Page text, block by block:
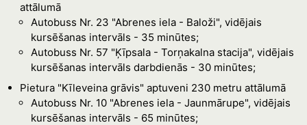
attālumā
Autobuss Nr. 23 "Abrenes iela - Baloži", vidējais
kursēšanas intervāls - 35 minūtes;
Autobuss Nr. 57 "Ķīpsala - Torņakalna stacija", vidējais
kursēšanas intervāls darbdienās - 30 minūtes;
Pietura "Kīleveina grāvis" aptuveni 230 metru attālumā
Autobuss Nr. 10 "Abrenes iela - Jaunmārupe", vidējais
kursēšanas intervāls - 65 minūtes;